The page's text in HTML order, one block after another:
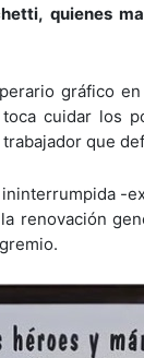
quienes
gráfico
cuidar los
que
-
renovación